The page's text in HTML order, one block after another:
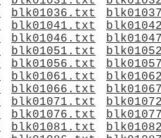
blk01036.txt
blk01041.txt
blk01046.txt
blk01051.txt
blk01056.txt
blk01061.txt
blk01066.txt
blk01071.txt
blk01076.txt
blk01081.txt